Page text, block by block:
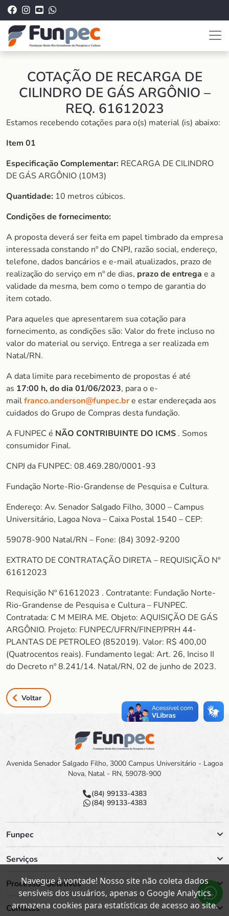
COTAÇÃO DE RECARGA DE
CILINDRO DE GÁS ARGÔNIO –
REQ. 61612023
Estamos recebendo cotações para o(s) material (is) abaixo:
Item 01
Especificação Complementar: RECARGA DE CILINDRO
DE GÁS ARGÔNIO (10M3)
Quantidade: 10 metros cúbicos.
Condições de fornecimento:
A proposta deverá ser feita em papel timbrado da empresa
interessada constando nº do CNPJ, razão social, endereço,
telefone, dados bancários e e-mail atualizados, prazo de
realização do serviço em nº de dias, prazo de entrega e a
validade da mesma, bem como o tempo de garantia do
item cotado.
Para aqueles que apresentarem sua cotação para
fornecimento, as condições são: Valor do frete incluso no
valor do material ou serviço. Entrega a ser realizada em
Natal/RN.
A data limite para recebimento de propostas é até
as 17:00 h, do dia 01/06/2023, para o e-
mailfranco.anderson@funpec.bre estar endereçada aos
cuidados do Grupo de Compras desta fundação.
A FUNPEC é NÃO CONTRIBUINTE DO ICMS . Somos
consumidor Final.
CNPJ da FUNPEC: 08.469.280/0001-93
Fundação Norte-Rio-Grandense de Pesquisa e Cultura.
Endereço: Av. Senador Salgado Filho, 3000 – Campus
Universitário, Lagoa Nova – Caixa Postal 1540 – CEP:
59078-900 Natal/RN – Fone: (84) 3092-9200
EXTRATO DE CONTRATAÇÃO DIRETA – REQUISIÇÃO Nº
61612023
Requisição Nº 61612023 . Contratante: Fundação Norte-
Rio-Grandense de Pesquisa e Cultura – FUNPEC.
Contratada: C M MEIRA ME. Objeto: AQUISIÇÃO DE GÁS
ARGÔNIO. Projeto: FUNPEC/UFRN/FINEP/PRH 44-
PLANTAS DE PETROLEO (852019). Valor: R$ 400,00
(Quatrocentos reais). Fundamento legal: Art. 26, Inciso II
do Decreto nº 8.241/14. Natal/RN, 02 de junho de 2023.
Voltar
Avenida Senador Salgado Filho, 3000 Campus Universitário - Lagoa
Nova, Natal - RN, 59078-900
(84) 99133-4383
(84) 99133-4383
Funpec
Serviços
Processos Seletivos
Contatos
Navegue à vontade! Nosso site não coleta dados
sensíveis dos usuários, apenas o Google Analytics
armazena cookies para estatísticas de acesso ao site.